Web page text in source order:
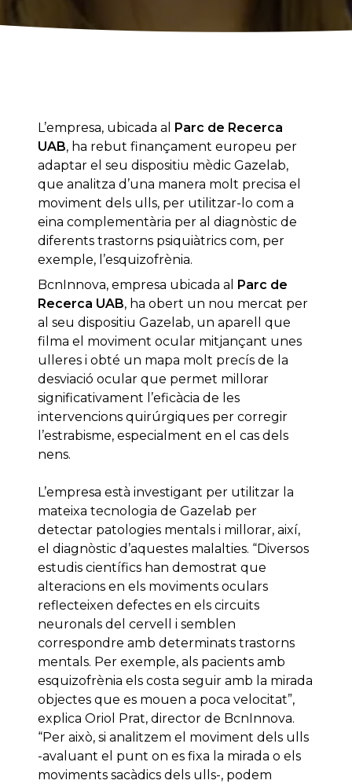
L’empresa, ubicada al Parc de Recerca
UAB, ha rebut finançament europeu per
adaptar el seu dispositiu mèdic Gazelab,
que analitza d’una manera molt precisa el
moviment dels ulls, per utilitzar-lo com a
eina complementària per al diagnòstic de
diferents trastorns psiquiàtrics com, per
exemple, l’esquizofrènia.
BcnInnova, empresa ubicada al Parc de
Recerca UAB, ha obert un nou mercat per
al seu dispositiu Gazelab, un aparell que
filma el moviment ocular mitjançant unes
ulleres i obté un mapa molt precís de la
desviació ocular que permet millorar
significativament l’eficàcia de les
intervencions quirúrgiques per corregir
l’estrabisme, especialment en el cas dels
nens.
L’empresa està investigant per utilitzar la
mateixa tecnologia de Gazelab per
detectar patologies mentals i millorar, així,
el diagnòstic d’aquestes malalties. “Diversos
estudis científics han demostrat que
alteracions en els moviments oculars
reflecteixen defectes en els circuits
neuronals del cervell i semblen
correspondre amb determinats trastorns
mentals. Per exemple, als pacients amb
esquizofrènia els costa seguir amb la mirada
objectes que es mouen a poca velocitat”,
explica Oriol Prat, director de BcnInnova.
“Per això, si analitzem el moviment dels ulls
-avaluant el punt on es fixa la mirada o els
moviments sacàdics dels ulls-, podem